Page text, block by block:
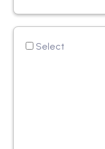
Select